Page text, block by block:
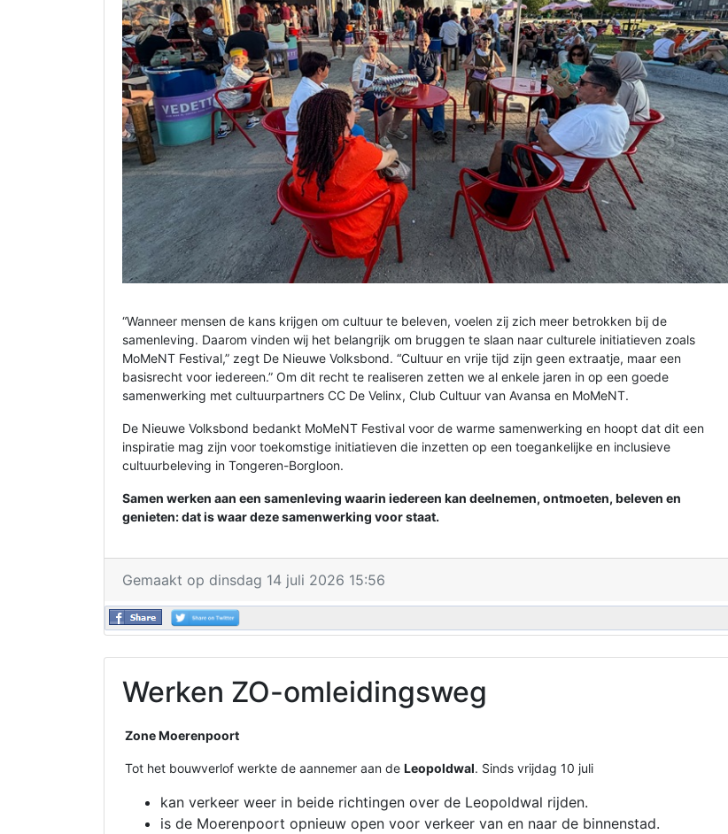
“Wanneer mensen de kans krijgen om cultuur te beleven, voelen zij zich meer betrokken bij de
samenleving. Daarom vinden wij het belangrijk om bruggen te slaan naar culturele initiatieven zoals
MoMeNT Festival,” zegt De Nieuwe Volksbond. “Cultuur en vrije tijd zijn geen extraatje, maar een
basisrecht voor iedereen.” Om dit recht te realiseren zetten we al enkele jaren in op een goede
samenwerking met cultuurpartners CC De Velinx, Club Cultuur van Avansa en MoMeNT.
De Nieuwe Volksbond bedankt MoMeNT Festival voor de warme samenwerking en hoopt dat dit een
inspiratie mag zijn voor toekomstige initiatieven die inzetten op een toegankelijke en inclusieve
cultuurbeleving in Tongeren-Borgloon.
Samen werken aan een samenleving waarin iedereen kan deelnemen, ontmoeten, beleven en
genieten: dat is waar deze samenwerking voor staat.
Gemaakt op dinsdag 14 juli 2026 15:56
Werken ZO-omleidingsweg
Zone Moerenpoort
Tot het bouwverlof werkte de aannemer aan de Leopoldwal. Sinds vrijdag 10 juli
kan verkeer weer in beide richtingen over de Leopoldwal rijden.
is de Moerenpoort opnieuw open voor verkeer van en naar de binnenstad.